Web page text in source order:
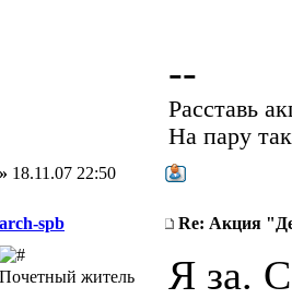
--
Расставь
На пару
» 18.11.07 22:50
arch-spb Re: Акция
Почетный житель
Я за.